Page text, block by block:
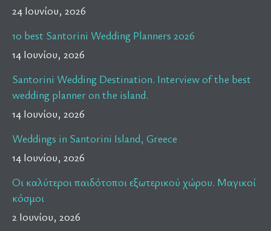
24 Ιουνίου, 2026
10 best Santorini Wedding Planners 2026
14 Ιουνίου, 2026
Santorini Wedding Destination. Interview of the best
wedding planner on the island.
14 Ιουνίου, 2026
Weddings in Santorini Island, Greece
14 Ιουνίου, 2026
Οι καλύτεροι παιδότοποι εξωτερικού χώρου. Μαγικοί
κόσμοι
2 Ιουνίου, 2026